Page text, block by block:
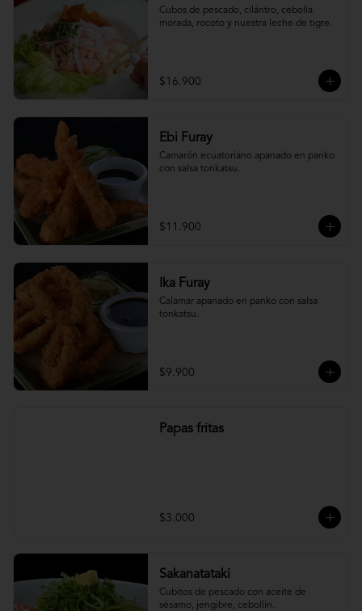
Cubos de pescado, cilántro, cebolla
morada, rocoto y nuestra leche de tigre.
$16.900
Ebi Furay
Camarón ecuatoriano apanado en panko
con salsa tonkatsu.
$11.900
Ika Furay
Calamar apanado en panko con salsa
tonkatsu.
$9.900
Papas fritas
$3.000
Sakanatataki
Cubitos de pescado con aceite de
sésamo, jengibre, cebollín.